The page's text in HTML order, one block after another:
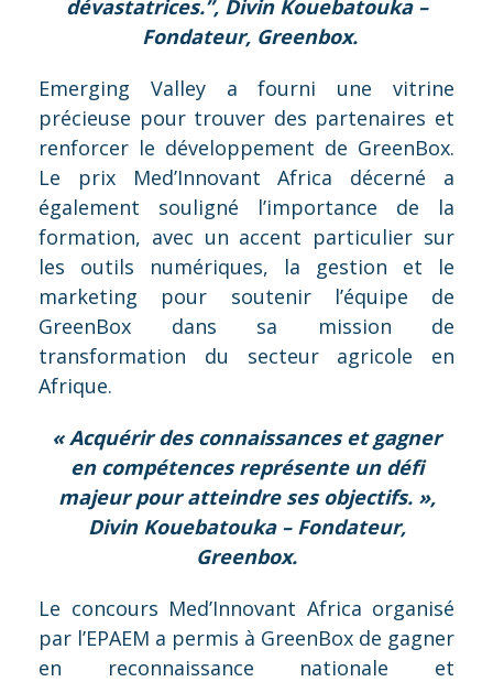
dévastatrices.”, Divin Kouebatouka –
Fondateur, Greenbox.
Emerging Valley a fourni une vitrine
précieuse pour trouver des partenaires et
renforcer le développement de GreenBox.
Le prix Med’Innovant Africa décerné a
également souligné l’importance de la
formation, avec un accent particulier sur
les outils numériques, la gestion et le
marketing pour soutenir l’équipe de
GreenBox dans sa mission de
transformation du secteur agricole en
Afrique.
« Acquérir des connaissances et gagner
en compétences représente un défi
majeur pour atteindre ses objectifs. »,
Divin Kouebatouka –Fondateur,
Greenbox.
Le concours Med’Innovant Africa organisé
par l’EPAEM a permis à GreenBox de gagner
en reconnaissance nationale et